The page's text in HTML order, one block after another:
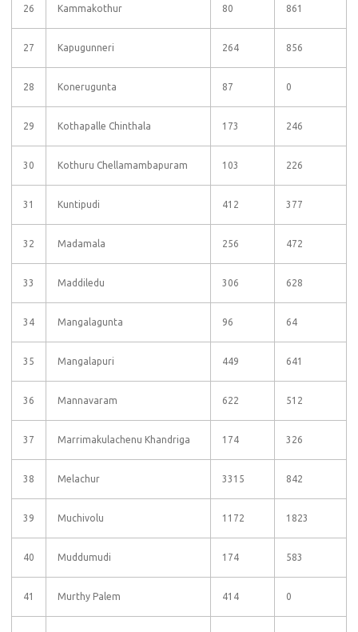
26 Kammakothur 80 861
27 Kapugunneri 264 856
28 Konerugunta 87 0
29 Kothapalle Chinthala 173 246
30 Kothuru Chellamambapuram 103 226
31 Kuntipudi 412 377
32 Madamala 256 472
33 Maddiledu 306 628
34 Mangalagunta 96 64
35 Mangalapuri 449 641
36 Mannavaram 622 512
37 Marrimakulachenu Khandriga 174 326
38 Melachur 3315 842
39 Muchivolu 1172 1823
40 Muddumudi 174 583
41 Murthy Palem 414 0